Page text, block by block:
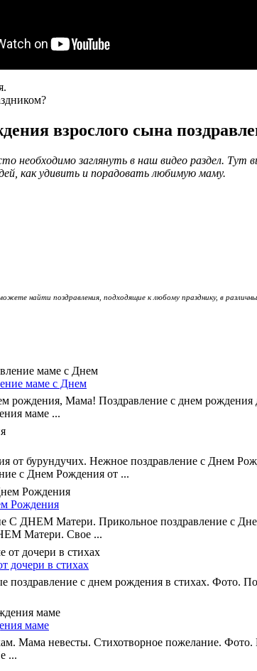
взрослого сына
необходимо заглянуть в наш видео раздел. Тут
как удивить и порадовать любимую маму.
найти поздравления, подходящие к любому празднику, в
маме с Днем
рождения, Мама! Поздравление с днем
маме ...
от бурундучих. Нежное поздравление с Днем
с Днем Рождения от ...
Рождения
С ДНЕМ Матери. Прикольное поздравление с
Матери. Свое ...
дочери в стихах
с днем рождения в стихах. Фото.
маме
невесты. Стихотворное пожелание. Фото.
...